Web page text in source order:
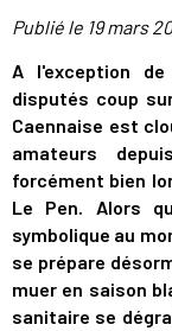
Publié le 19 mars
A l'exception
disputés coup
Caennaise est
amateurs
forcément bien
Le Pen. Alors
symbolique au
se prépare
muer en saison
sanitaire se